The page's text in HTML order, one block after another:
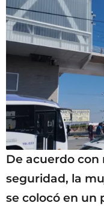
De acuerdo
seguridad, la
se colocó en un